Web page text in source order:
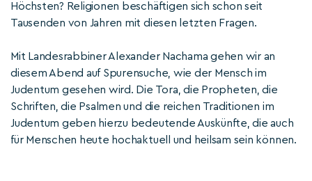
Höchsten? Religionen beschäftigen sich schon seit
Tausenden von Jahren mit diesen letzten Fragen.
Mit Landesrabbiner Alexander Nachama gehen wir an
diesem Abend auf Spurensuche, wie der Mensch im
Judentum gesehen wird. Die Tora, die Propheten, die
Schriften, die Psalmen und die reichen Traditionen im
Judentum geben hierzu bedeutende Auskünfte, die auch
für Menschen heute hochaktuell und heilsam sein können.